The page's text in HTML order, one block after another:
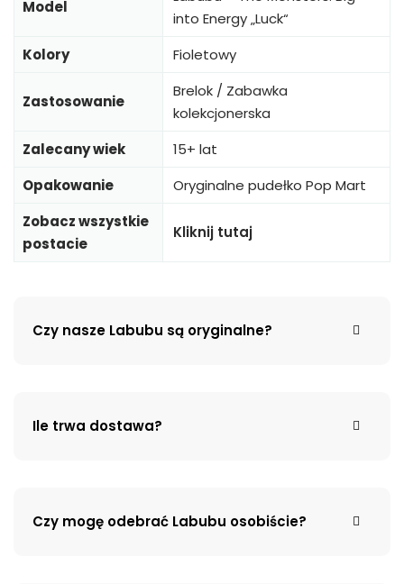
Model
into Energy „Luck“
Kolory
Fioletowy
Zastosowanie
Brelok / Zabawka
kolekcjonerska
Zalecany wiek
15+ lat
Opakowanie
Oryginalne pudełko Pop Mart
Zobacz wszystkie
postacie
Kliknij tutaj
Czy nasze Labubu są oryginalne?
Ile trwa dostawa?
Czy mogę odebrać Labubu osobiście?